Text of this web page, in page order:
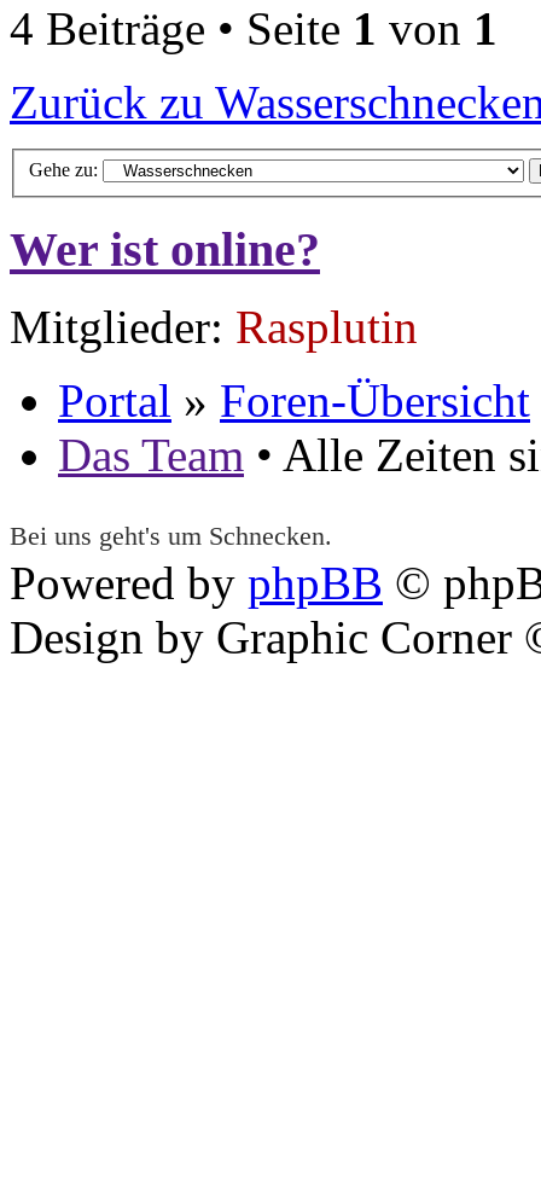
4 Beiträge • Seite 1 von 1
Zurück zu
Gehe zu:
Wer ist online?
Mitglieder: Rasplutin
Portal » Foren-Übersicht
Das Team • Alle Zeiten
Bei uns geht's um Schnecken.
Powered by phpBB ©
Design by Graphic Corner